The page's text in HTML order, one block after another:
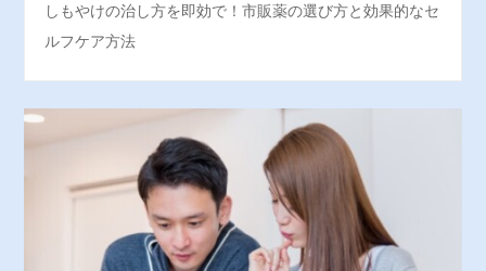
しもやけの治し方を即効で！市販薬の選び方と効果的なセ
ルフケア方法